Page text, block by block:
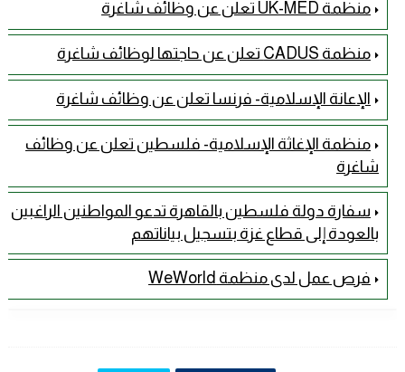
منظمة UK-MED تعلن عن وظائف شاغرة
منظمة CADUS تعلن عن حاجتها لوظائف شاغرة
الإعانة الإسلامية- فرنسا تعلن عن وظائف شاغرة
منظمة الإغاثة الإسلامية- فلسطين تعلن عن وظائف
شاغرة
سفارة دولة فلسطين بالقاهرة تدعو المواطنين الراغبين
بالعودة إلى قطاع غزة بتسجيل بياناتهم
فرص عمل لدى منظمة WeWorld